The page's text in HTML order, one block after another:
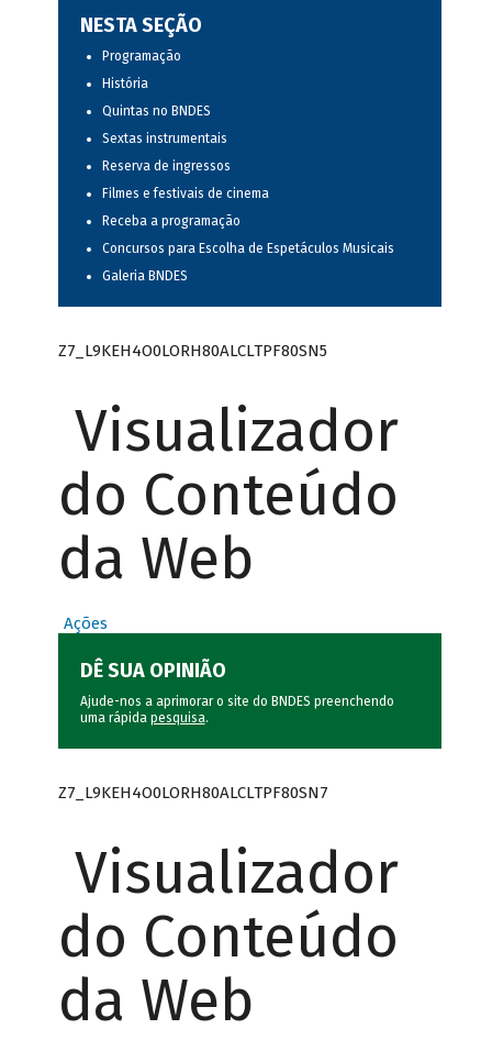
NESTA SEÇÃO
Programação
História
Quintas no BNDES
Sextas instrumentais
Reserva de ingressos
Filmes e festivais de cinema
Receba a programação
Concursos para Escolha de Espetáculos Musicais
Galeria BNDES
Z7_L9KEH4O0LORH80ALCLTPF80SN5
Visualizador
do Conteúdo
da Web
Ações
DÊ SUA OPINIÃO
Ajude-nos a aprimorar o site do BNDES preenchendo
uma rápida pesquisa.
Z7_L9KEH4O0LORH80ALCLTPF80SN7
Visualizador
do Conteúdo
da Web